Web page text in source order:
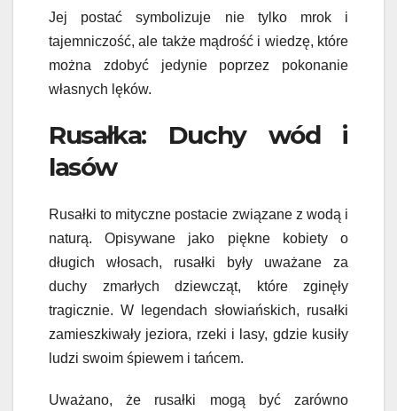
Jej postać symbolizuje nie tylko mrok i
tajemniczość, ale także mądrość i wiedzę, które
można zdobyć jedynie poprzez pokonanie
własnych lęków.
Rusałka: Duchy wód i
lasów
Rusałki to mityczne postacie związane z wodą i
naturą. Opisywane jako piękne kobiety o
długich włosach, rusałki były uważane za
duchy zmarłych dziewcząt, które zginęły
tragicznie. W legendach słowiańskich, rusałki
zamieszkiwały jeziora, rzeki i lasy, gdzie kusiły
ludzi swoim śpiewem i tańcem.
Uważano, że rusałki mogą być zarówno